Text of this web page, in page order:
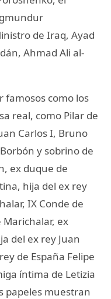
de Iraq, Ayad
Ahmad Ali al-
famosos como los
real, como Pilar de
Carlos I, Bruno
y sobrino de
ex duque de
hija del ex rey
IX Conde de
Marichalar, ex
del ex rey Juan
de España Felipe
íntima de Letizia
papeles muestran